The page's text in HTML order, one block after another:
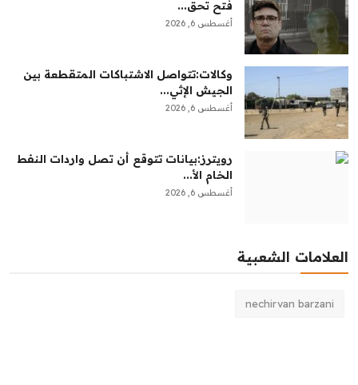
فتح تحق...
أغسطس 6, 2026
وكالات:‏تتواصل الاشتباكات المتقطعة بين
الجيش الإثي...
أغسطس 6, 2026
رويترز:‏بيانات تتوقع أن تصل واردات النفط
الخام الأ...
أغسطس 6, 2026
العلامات الشعبية
nechirvan barzani